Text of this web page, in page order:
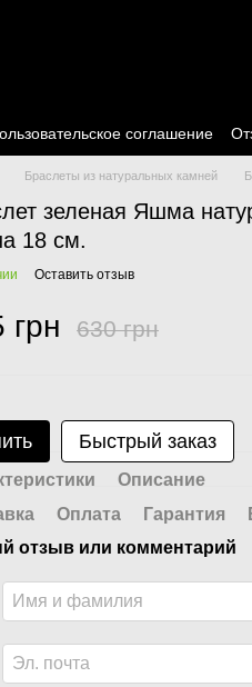
соглашение
Браслеты из натуральных камней
зеленая Яшма
18 см.
Оставить отзыв
грн 630 грн
Быстрый заказ
Описание
Оплата Гарантия
отзыв или комментарий